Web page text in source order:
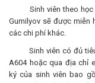
Sinh viên theo học
Gumilyov sẽ được miễn
các chi phí khác.
Sinh viên có đủ tiêu
A604 hoặc qua địa chỉ
ký của sinh viên bao